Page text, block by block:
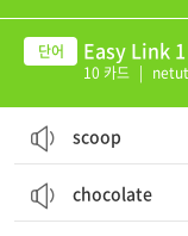
Easy Link
10 카드 |
scoop
chocolate